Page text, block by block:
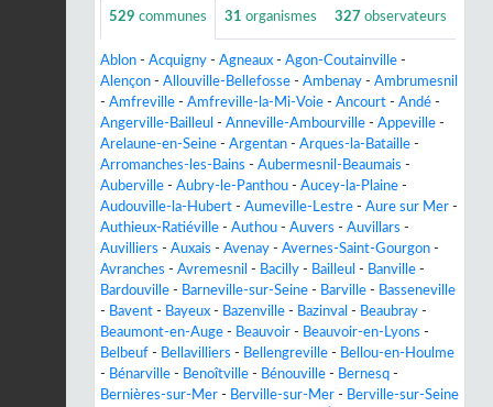
529 communes 31 organismes 327 observateurs
Ablon - Acquigny - Agneaux - Agon-Coutainville -
Alençon - Allouville-Bellefosse - Ambenay - Ambrumesnil
- Amfreville - Amfreville-la-Mi-Voie - Ancourt - Andé -
Angerville-Bailleul - Anneville-Ambourville - Appeville -
Arelaune-en-Seine - Argentan - Arques-la-Bataille -
Arromanches-les-Bains - Aubermesnil-Beaumais -
Auberville - Aubry-le-Panthou - Aucey-la-Plaine -
Audouville-la-Hubert - Aumeville-Lestre - Aure sur Mer -
Authieux-Ratiéville - Authou - Auvers - Auvillars -
Auvilliers - Auxais - Avenay - Avernes-Saint-Gourgon -
Avranches - Avremesnil - Bacilly - Bailleul - Banville -
Bardouville - Barneville-sur-Seine - Barville - Basseneville
- Bavent - Bayeux - Bazenville - Bazinval - Beaubray -
Beaumont-en-Auge - Beauvoir - Beauvoir-en-Lyons -
Belbeuf - Bellavilliers - Bellengreville - Bellou-en-Houlme
- Bénarville - Benoîtville - Bénouville - Bernesq -
Bernières-sur-Mer - Berville-sur-Mer - Berville-sur-Seine